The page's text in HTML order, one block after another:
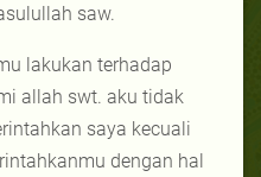
saw.
lakukan terhadap
allah swt. aku tidak
saya kecuali
dengan hal